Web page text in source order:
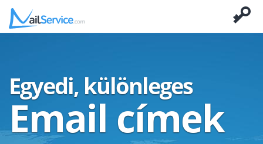
Egyedi, különleges
Email címek